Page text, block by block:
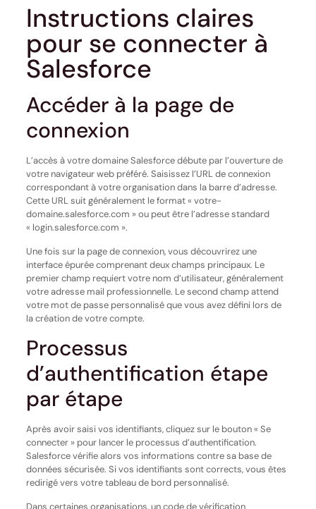
Instructions claires
pour se connecter à
Salesforce
Accéder à la page de
connexion
L’accès à votre domaine Salesforce débute par l’ouverture de
votre navigateur web préféré. Saisissez l’URL de connexion
correspondant à votre organisation dans la barre d’adresse.
Cette URL suit généralement le format « votre-
domaine.salesforce.com » ou peut être l’adresse standard
« login.salesforce.com ».
Une fois sur la page de connexion, vous découvrirez une
interface épurée comprenant deux champs principaux. Le
premier champ requiert votre nom d’utilisateur, généralement
votre adresse mail professionnelle. Le second champ attend
votre mot de passe personnalisé que vous avez défini lors de
la création de votre compte.
Processus
d’authentification étape
par étape
Après avoir saisi vos identifiants, cliquez sur le bouton « Se
connecter » pour lancer le processus d’authentification.
Salesforce vérifie alors vos informations contre sa base de
données sécurisée. Si vos identifiants sont corrects, vous êtes
redirigé vers votre tableau de bord personnalisé.
Dans certaines organisations, un code de vérification